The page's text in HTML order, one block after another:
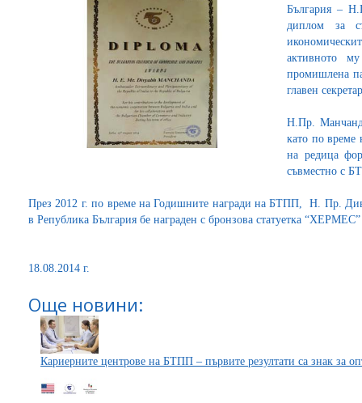
България –
диплом за
активното му
промишлена
главен
Н.Пр.
като по време
на редица
съвместно с
През 2012 г. по време на Годишните награди на БТПП, Н. Пр.
в Република България бе награден с бронзова статуетка
18.08.2014 г.
Още новини:
Кариерните центрове на БТПП – първите резултати са знак за